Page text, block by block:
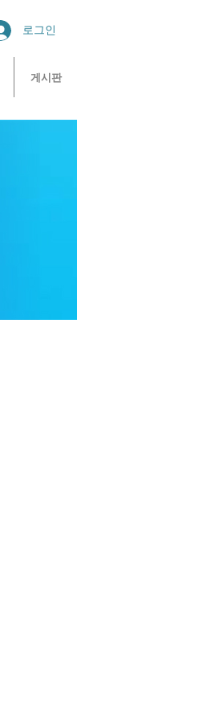
로그인
게시판